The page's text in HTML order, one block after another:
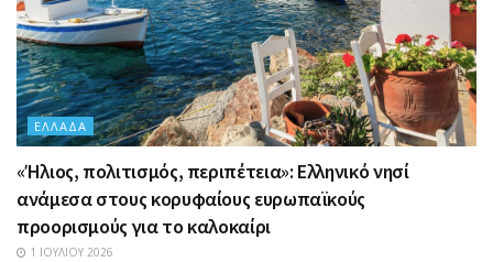
ΕΛΛΆΔΑ
«Ήλιος, πολιτισμός, περιπέτεια»: Ελληνικό νησί
ανάμεσα στους κορυφαίους ευρωπαϊκούς
προορισμούς για το καλοκαίρι
1 ΙΟΥΛΊΟΥ 2026